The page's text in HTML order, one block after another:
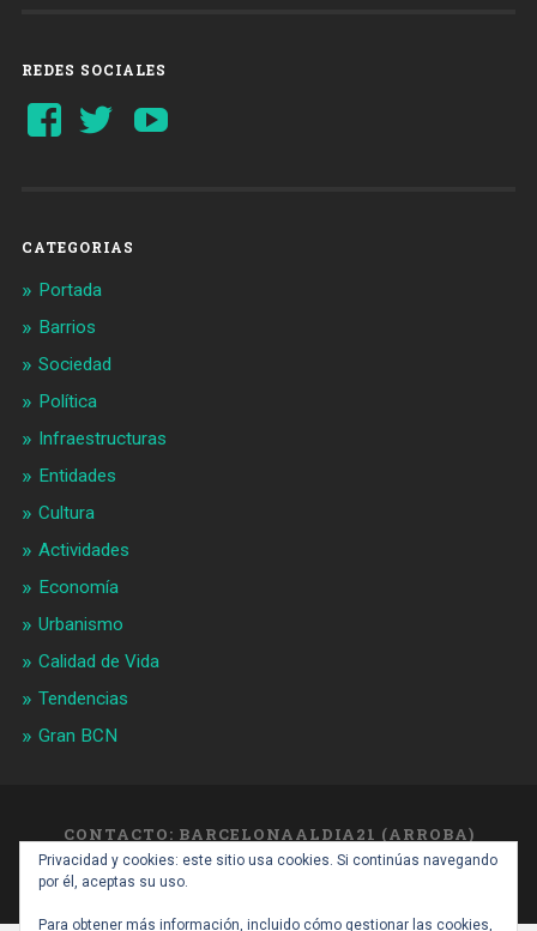
REDES SOCIALES
Ver
perfil
Ver
perfil
CATEGORIAS
Portada
Barrios
Sociedad
Política
Infraestructuras
Entidades
Cultura
Actividades
Economía
Urbanismo
Calidad de Vida
Tendencias
Gran BCN
CONTACTO: BARCELONAALDIA21 (ARROBA)
GMAIL.COM
Privacidad y cookies: este sitio usa cookies. Si continúas navegando
por él, aceptas su uso.
Para obtener más información, incluido cómo gestionar las cookies,